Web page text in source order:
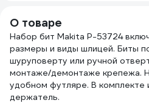
Easy WE-
О товаре
Набор бит Makita P-53724
размеры и виды шлицей. Биты
шуруповерту или ручной
монтаже/демонтаже крепежа.
удобном футляре. В комплекте
держатель.